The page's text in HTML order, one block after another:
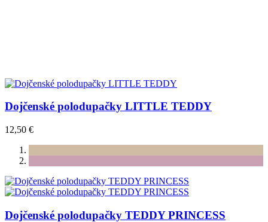
Dojčenské polodupačky LITTLE TEDDY
12,50 €
Dojčenské polodupačky TEDDY PRINCESS